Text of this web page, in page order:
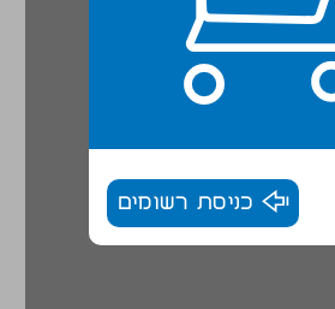
כניסת רשומים